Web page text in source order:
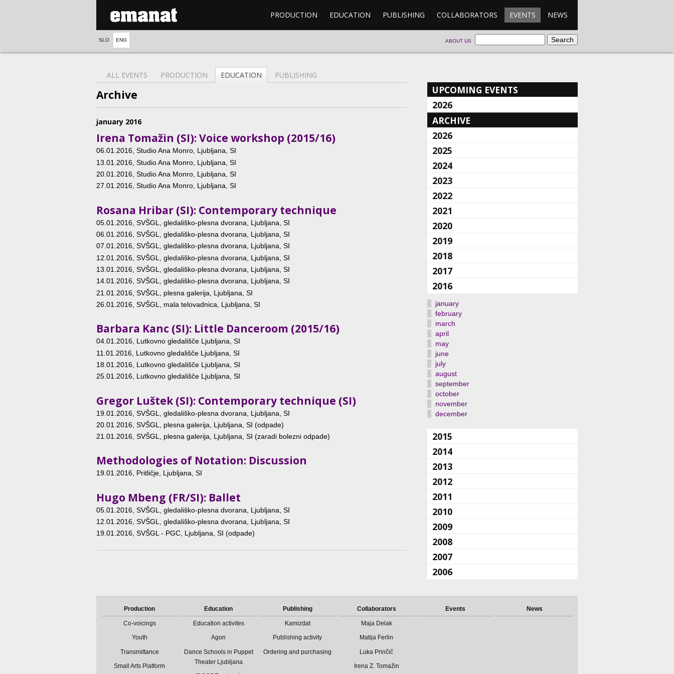
PRODUCTION EDUCATION PUBLISHING COLLABORATORS EVENTS NEWS
SLO ENG ABOUT US
ALL EVENTS PRODUCTION EDUCATION PUBLISHING
Archive
january 2016
Irena Tomažin (SI): Voice workshop (2015/16)
06.01.2016, Studio Ana Monro, Ljubljana, SI
13.01.2016 , Studio Ana Monro, Ljubljana, SI
20.01.2016 , Studio Ana Monro, Ljubljana, SI
27.01.2016, Studio Ana Monro, Ljubljana, SI
Rosana Hribar (SI): Contemporary technique
05.01.2016 , SVŠGL, gledališko-plesna dvorana, Ljubljana, SI
06.01.2016 , SVŠGL, gledališko-plesna dvorana, Ljubljana, SI
07.01.2016, SVŠGL, gledališko-plesna dvorana, Ljubljana, SI
12.01.2016 , SVŠGL, gledališko-plesna dvorana, Ljubljana, SI
13.01.2016 , SVŠGL, gledališko-plesna dvorana, Ljubljana, SI
14.01.2016, SVŠGL, gledališko-plesna dvorana, Ljubljana, SI
21.01.2016 , SVŠGL, plesna galerija, Ljubljana, SI
26.01.2016 , SVŠGL, mala telovadnica, Ljubljana, SI
Barbara Kanc (SI): Little Danceroom (2015/16)
04.01.2016 , Lutkovno gledališče Ljubljana, SI
11.01.2016 , Lutkovno gledališče Ljubljana, SI
18.01.2016 , Lutkovno gledališče Ljubljana, SI
25.01.2016 , Lutkovno gledališče Ljubljana, SI
Gregor Luštek (SI): Contemporary technique (SI)
19.01.2016 , SVŠGL, gledališko-plesna dvorana, Ljubljana, SI
20.01.2016 , SVŠGL, plesna galerija, Ljubljana, SI (odpade)
21.01.2016 , SVŠGL, plesna galerija, Ljubljana, SI (zaradi bolezni odpade)
Methodologies of Notation: Discussion
19.01.2016, Pritličje, Ljubljana, SI
Hugo Mbeng (FR/SI): Ballet
05.01.2016 , SVŠGL, gledališko-plesna dvorana, Ljubljana, SI
12.01.2016 , SVŠGL, gledališko-plesna dvorana, Ljubljana, SI
19.01.2016, SVŠGL - PGC, Ljubljana, SI (odpade)
UPCOMING EVENTS
2026
ARCHIVE
2026
2025
2024
2023
2022
2021
2020
2019
2018
2017
2016
january
february
march
april
may
june
july
august
september
october
november
december
2015
2014
2013
2012
2011
2010
2009
2008
2007
2006
Production
Co-voicings
Youth
Transmittance
Small Arts Platform
Education
Education activites
Agon
Dance Schools in Puppet
Theater Ljubljana
Publishing
Kamizdat
Publishing activity
Ordering and purchasing
Collaborators
Maja Delak
Matija Ferlin
Luka Prinčič
Irena Z. Tomažin
Events News